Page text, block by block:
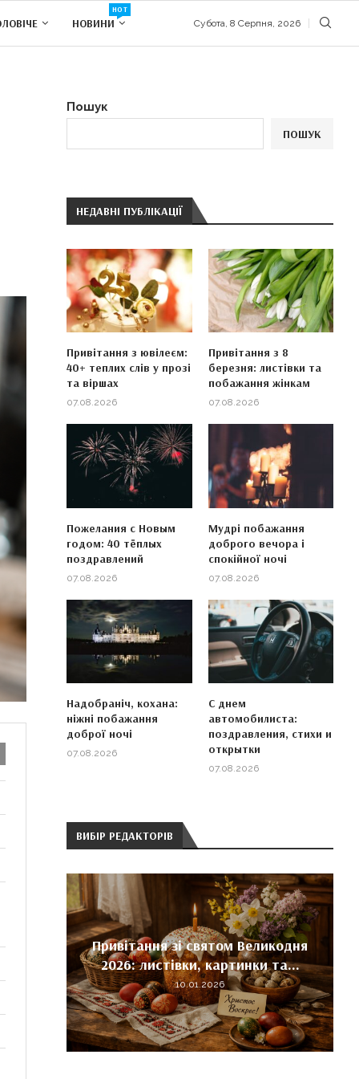
НОВИНИ
HOT
Субота, 8 Серпня, 2026
Пошук
ПОШУК
НЕДАВНІ ПУБЛІКАЦІЇ
Привітання з ювілеєм:
40+ теплих слів у прозі
та віршах
07.08.2026
Привітання з 8
березня: листівки та
побажання жінкам
07.08.2026
Пожелания с Новым
годом: 40 тёплых
поздравлений
07.08.2026
Мудрі побажання
доброго вечора і
спокійної ночі
07.08.2026
Надобраніч, кохана:
ніжні побажання
доброї ночі
07.08.2026
С днем
автомобилиста:
поздравления, стихи и
открытки
07.08.2026
ВИБІР РЕДАКТОРІВ
і
Привітання зі святом Великодня
2026: листівки, картинки та...
10.01.2026